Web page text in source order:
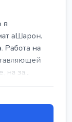
в
аШарон.
Работа на
за...